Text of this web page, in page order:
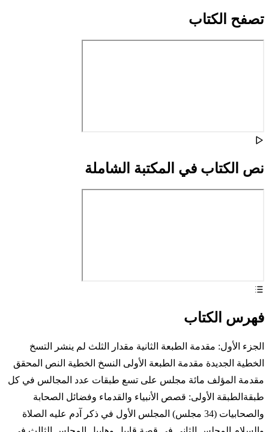
تصفح الكتاب
نص الكتاب في المكتبة الشاملة
فهرس الكتاب
الجزء الأول: مقدمة الطبعة الثانية مقدار الثلث لم ينشر التسخ
الخطية الجديدة مقدمة الطبعة الأولى النسخ الخطية النص المحقق
مقدمة المؤلف مائة مجلس على تسع طبقات عدد المجالس في كل
طبقةالطبقة الأولى: قصص الأنبياء والقدماء وفضائل الصحابة
والصحابيات (34 مجلس) المجلس الأول في ذكر آدم عليه الصلاة